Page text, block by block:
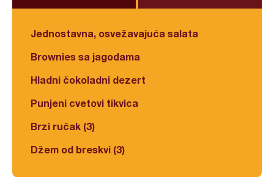
Jednostavna, osvežavajuća salata
Brownies sa jagodama
Hladni čokoladni dezert
Punjeni cvetovi tikvica
Brzi ručak (3)
Džem od breskvi (3)